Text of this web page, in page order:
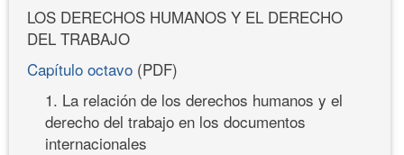
LOS DERECHOS HUMANOS Y EL DERECHO
DEL TRABAJO
Capítulo octavo (PDF)
1. La relación de los derechos humanos y el
derecho del trabajo en los documentos
internacionales